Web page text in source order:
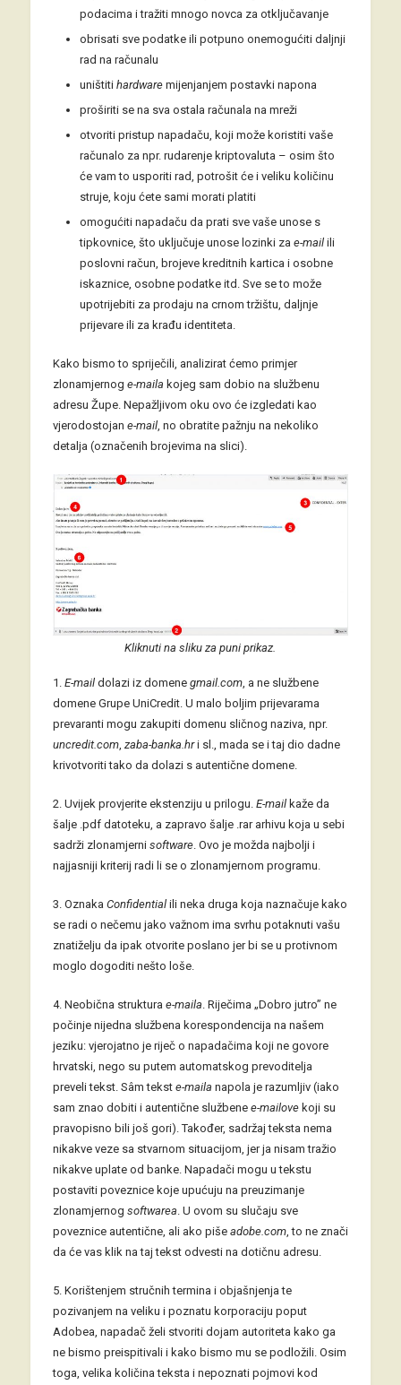
podacima i tražiti mnogo novca za otključavanje
obrisati sve podatke ili potpuno onemogućiti daljnji
rad na računalu
uništiti hardwaremijenjanjem postavki napona
proširiti se na sva ostala računala na mreži
otvoriti pristup napadaču, koji može koristiti vaše
računalo za npr. rudarenje kriptovaluta – osim što
će vam to usporiti rad, potrošit će i veliku količinu
struje, koju ćete sami morati platiti
omogućiti napadaču da prati sve vaše unose s
tipkovnice, što uključuje unose lozinki za e-mailili
poslovni račun, brojeve kreditnih kartica i osobne
iskaznice, osobne podatke itd. Sve se to može
upotrijebiti za prodaju na crnom tržištu, daljnje
prijevare ili za krađu identiteta.
Kako bismo to spriječili, analizirat ćemo primjer
zlonamjernog e-maila kojeg sam dobio na službenu
adresu Župe. Nepažljivom oku ovo će izgledati kao
vjerodostojan e-mail, no obratite pažnju na nekoliko
detalja (označenih brojevima na slici).
Kliknuti na sliku za puni prikaz.
1. E-maildolazi iz domene gmail.com, a ne službene
domene Grupe UniCredit. U malo boljim prijevarama
prevaranti mogu zakupiti domenu sličnog naziva, npr.
uncredit.com, zaba-banka.hri sl., mada se i taj dio dadne
krivotvoriti tako da dolazi s autentične domene.
2. Uvijek provjerite ekstenziju u prilogu. E-mailkaže da
šalje .pdf datoteku, a zapravo šalje .rar arhivu koja u sebi
sadrži zlonamjerni software. Ovo je možda najbolji i
najjasniji kriterij radi li se o zlonamjernom programu.
3. Oznaka Confidentialili neka druga koja naznačuje kako
se radi o nečemu jako važnom ima svrhu potaknuti vašu
znatiželju da ipak otvorite poslano jer bi se u protivnom
moglo dogoditi nešto loše.
4. Neobična struktura e-maila. Riječima „Dobro jutro” ne
počinje nijedna službena korespondencija na našem
jeziku: vjerojatno je riječ o napadačima koji ne govore
hrvatski, nego su putem automatskog prevoditelja
preveli tekst. Sâm tekst e-maila napola je razumljiv (iako
sam znao dobiti i autentične službene e-mailovekoji su
pravopisno bili još gori). Također, sadržaj teksta nema
nikakve veze sa stvarnom situacijom, jer ja nisam tražio
nikakve uplate od banke. Napadači mogu u tekstu
postaviti poveznice koje upućuju na preuzimanje
zlonamjernog softwarea. U ovom su slučaju sve
poveznice autentične, ali ako piše adobe.com, to ne znači
da će vas klik na taj tekst odvesti na dotičnu adresu.
5. Korištenjem stručnih termina i objašnjenja te
pozivanjem na veliku i poznatu korporaciju poput
Adobea, napadač želi stvoriti dojam autoriteta kako ga
ne bismo preispitivali i kako bismo mu se podložili. Osim
toga, velika količina teksta i nepoznati pojmovi kod